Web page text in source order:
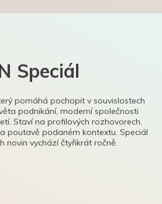
Speciál
pomáhá pochopit v souvislostech
podnikání, moderní společnosti
Staví na profilových rozhovorech,
poutavě podaném kontextu. Speciál
novin vychází čtyřikrát ročně.